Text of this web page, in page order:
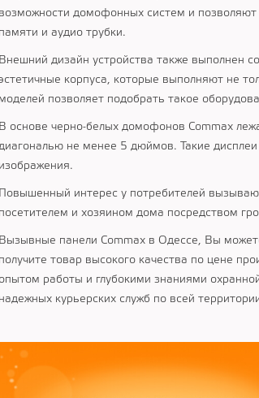
возможности домофонных систем и
памяти и аудио трубки.
Внешний дизайн устройства также выполнен
корпуса, которые выполняют не
моделей позволяет подобрать такое
В основе черно-белых домофонов Сommax
не менее 5 дюймов. Такие
изображения.
Повышенный интерес у потребителей
посетителем и хозяином дома посредством
Вызывные панели Сommax в Одессе, Вы
получите товар высокого качества по цене
опытом работы и глубокими знаниями
надежных курьерских служб по всей